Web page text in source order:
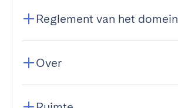
Reglement van het domein
Over